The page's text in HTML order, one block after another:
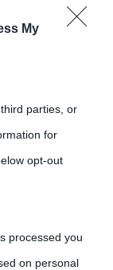
My
parties, or
for
opt-out
processed you
on personal